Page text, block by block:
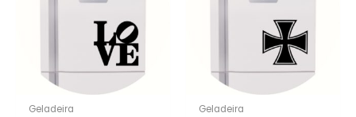
Geladeira Geladeira